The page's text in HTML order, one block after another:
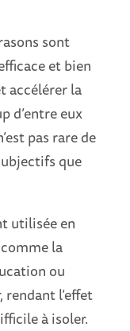
sont
et bien
accélérer la
d’entre eux
pas rare de
que
utilisée en
la
ou
rendant l’effet
à isoler.